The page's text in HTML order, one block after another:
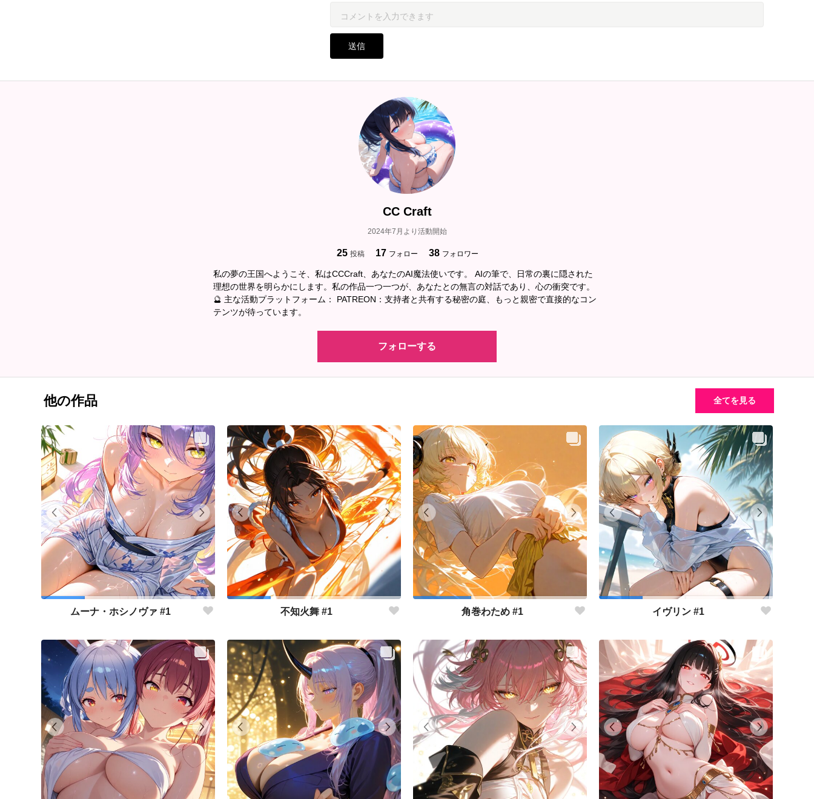
送信
CC Craft
2024年7月より活動開始
25 投稿 17 フォロー 38 フォロワー
私の夢の王国へようこそ、私はCCCraft、あなたのAI魔法使いです。 AIの筆で、日常の裏に隠された
理想の世界を明らかにします。私の作品一つ一つが、あなたとの無言の対話であり、心の衝突です。
🔮 主な活動プラットフォーム： PATREON：支持者と共有する秘密の庭、もっと親密で直接的なコン
テンツが待っています。
フォローする
他の作品 全てを見る
ムーナ・ホシノヴァ #1 不知火舞 #1 角巻わため #1 イヴリン #1